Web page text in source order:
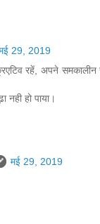
29, 2019
रहें, अपने
नही हो पाया।
मई 29, 2019